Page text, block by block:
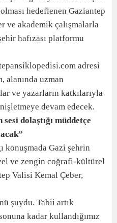
hedeflenen Gaziantep
ve akademik çalışmalarla
hafızası platformu
adresi
alanında uzman
ve yazarların katkılarıyla
devam edecek.
dolaştığı müddetçe
konuşmada Gazi şehrin
ve zengin coğrafi-kültürel
Valisi Kemal Çeber,
şuydu. Tabii artık
kadar kullandığımız